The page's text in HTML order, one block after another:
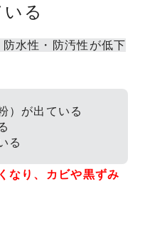
る
水性・防汚性が低下
）が出ている
る
なり、カビや黒ずみ